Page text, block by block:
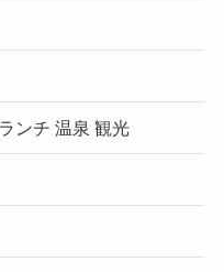
ンチ 温泉 観光